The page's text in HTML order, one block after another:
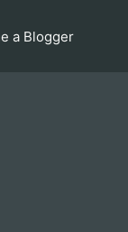
a Blogger